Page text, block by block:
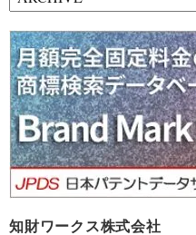
ー
カ
イ
ブ
知財ワークス株式会社